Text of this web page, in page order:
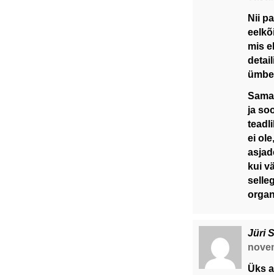
Nii
mis
ja
ei
kui
Jüri
Üks